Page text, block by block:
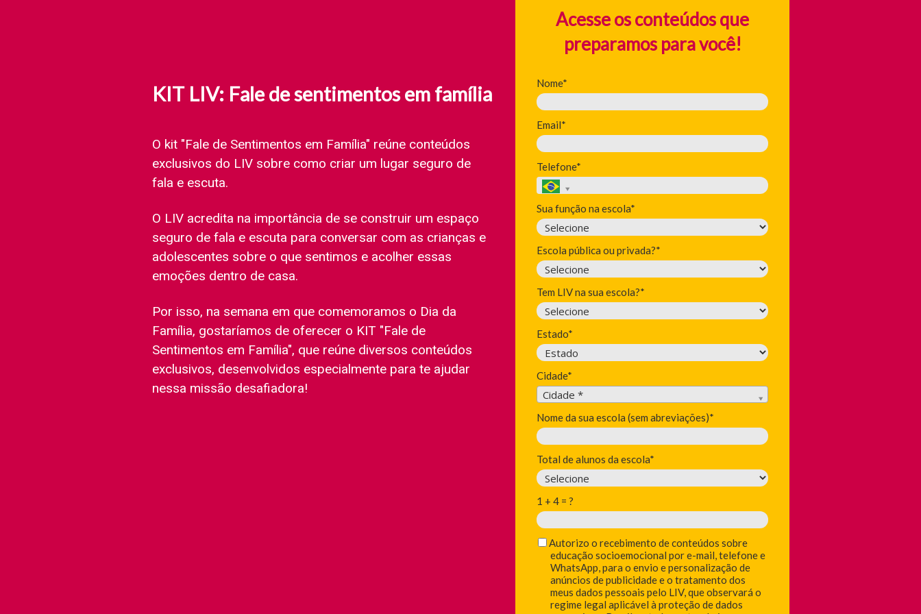
KIT LIV: Fale de sentimentos em família
O kit "Fale de Sentimentos em Família" reúne conteúdos
exclusivos do LIV sobre como criar um lugar seguro de
fala e escuta.
O LIV acredita na importância de se construir um espaço
seguro de fala e escuta para conversar com as crianças e
adolescentes sobre o que sentimos e acolher essas
emoções dentro de casa.
Por isso, na semana em que comemoramos o Dia da
Família, gostaríamos de oferecer o KIT "Fale de
Sentimentos em Família", que reúne diversos conteúdos
exclusivos, desenvolvidos especialmente para te ajudar
nessa missão desafiadora!
Acesse os conteúdos que
preparamos para você!
Nome*
Email*
Telefone*
Sua função na escola*
Escola pública ou privada?*
Tem LIV na sua escola?*
Estado*
Cidade*
Cidade *
Cidade*
Nome da sua escola (sem abreviações)*
Total de alunos da escola*
1 + 4 = ?
Autorizo o recebimento de conteúdos sobre
educação socioemocional por e-mail, telefone e
WhatsApp, para o envio e personalização de
anúncios de publicidade e o tratamento dos
meus dados pessoais pelo LIV, que observará o
regime legal aplicável à proteção de dados